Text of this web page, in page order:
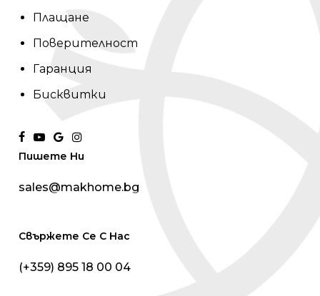
Плащане
Поверителност
Гаранция
Бисквитки
facebook
youtube
google-
plus
instagram
Пишете Ни
sales@makhome.bg
Свържете Се С Нас
(+359) 895 18 00 04